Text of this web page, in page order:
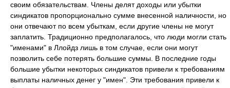
своим обязательствам. Члены делят доходы или убытки
синдикатов пропорционально сумме внесенной наличности, но
они отвечают по всем убыткам, если другие члены не могут
заплатить. Традиционно предполагалось, что люди могли стать
"именами" в Ллойдз лишь в том случае, если они могут
позволить себе потерять большие суммы. В последние годы
большие убытки некоторых синдикатов привели к требованиям
выплаты наличных денег у "имен". Эти требования привели к